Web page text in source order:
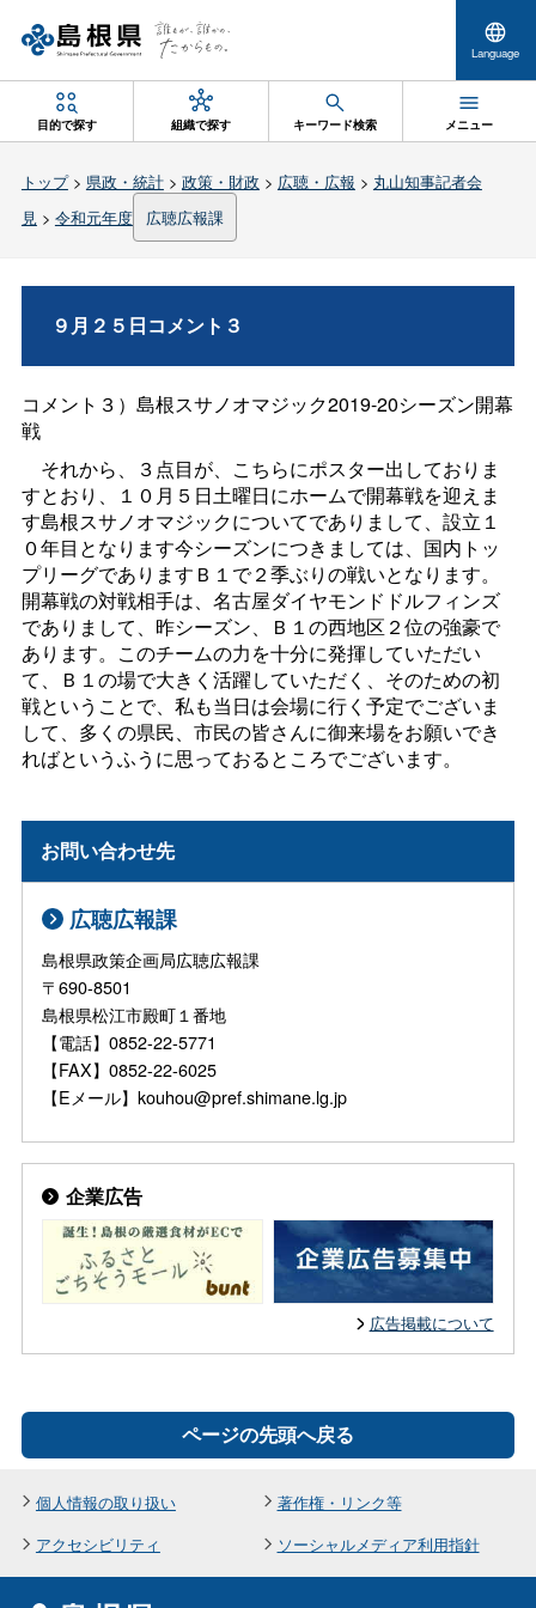
Language
目的で探す 組織で探す キーワード検索 メニュー
トップ> 県政・統計> 政策・財政 > 広聴・広報 > 丸山知事記者会
見> 令和元年度 広聴広報課
９月２５日コメント３
コメント３） 島根スサノオマジック2019-20シーズン開幕
戦
それから、３点目が、こちらにポスター出しておりま
すとおり、１０月５日土曜日にホームで開幕戦を迎えま
す島根スサノオマジックについてでありまして、設立１
０年目となります今シーズンにつきましては、国内トッ
プリーグでありますＢ１で２季ぶりの戦いとなります。
開幕戦の対戦相手は、名古屋ダイヤモンドドルフィンズ
でありまして、昨シーズン、Ｂ１の西地区２位の強豪で
あります。このチームの力を十分に発揮していただい
て、Ｂ１の場で大きく活躍していただく、そのための初
戦ということで、私も当日は会場に行く予定でございま
して、多くの県民、市民の皆さんに御来場をお願いでき
ればというふうに思っておるところでございます。
お問い合わせ先
広聴広報課
島根県政策企画局広聴広報課
〒690-8501
島根県松江市殿町１番地
【電話】0852-22-5771
【FAX】0852-22-6025
【Eメール】kouhou@pref.shimane.lg.jp
企業広告
広告掲載について
ページの先頭へ戻る
個人情報の取り扱い
著作権・リンク等
アクセシビリティ
ソーシャルメディア利用指針